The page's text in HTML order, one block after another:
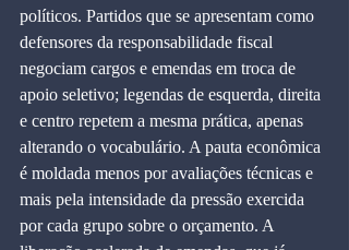
políticos. Partidos que se apresentam como
defensores da responsabilidade fiscal
negociam cargos e emendas em troca de
apoio seletivo; legendas de esquerda, direita
e centro repetem a mesma prática, apenas
alterando o vocabulário. A pauta econômica
é moldada menos por avaliações técnicas e
mais pela intensidade da pressão exercida
por cada grupo sobre o orçamento. A